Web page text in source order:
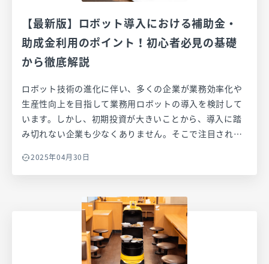
【最新版】ロボット導入における補助金・
助成金利用のポイント！初心者必見の基礎
から徹底解説
ロボット技術の進化に伴い、多くの企業が業務効率化や
生産性向上を目指して業務用ロボットの導入を検討して
います。しかし、初期投資が大きいことから、導入に踏
み切れない企業も少なくありません。そこで注目される
成金制度です。この記事では、初心者の方でも理解しや
すいように、業務用ロボットへの補助金や助成金の基礎
から注意点までをわかりやすく解説します。 補助金や助
成金を利用することで、導入コストを抑えつつ、最新の
ロボット技術を活用することができます。こうした支援
策をしっかりと理解し、うまく活用することで、企業の
競争力を大幅に高めることが可能です。皆さんも業務用
2025年04月30日